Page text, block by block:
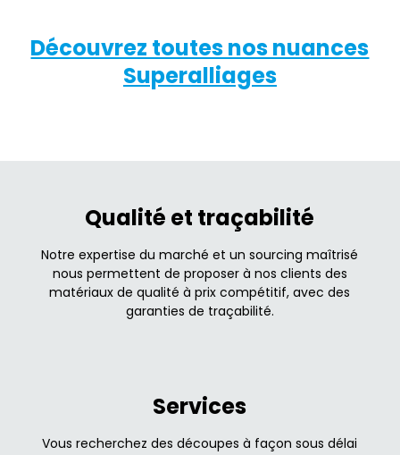
Découvrez toutes nos nuances
Superalliages
Qualité et traçabilité
Notre expertise du marché et un sourcing maîtrisé
nous permettent de proposer à nos clients des
matériaux de qualité à prix compétitif, avec des
garanties de traçabilité.
Services
Vous recherchez des découpes à façon sous délai